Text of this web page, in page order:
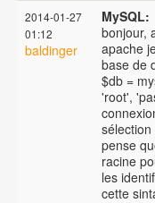
2014-01-27
01:12
baldinger
MySQL:
bonjour,
apache
base de
$db =
'root',
pense
racine
les
cette